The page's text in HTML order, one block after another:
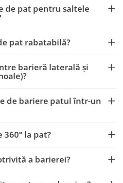
de pat pentru saltele
pat rabatabilă?
barieră laterală și
de bariere patul într-un
la pat?
a barierei?